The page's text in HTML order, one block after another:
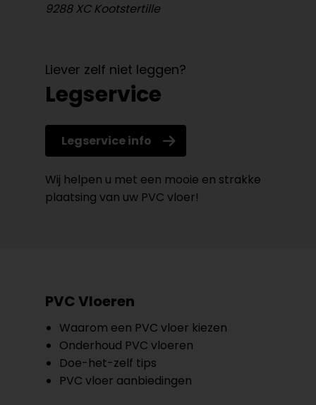
9288 XC Kootstertille
Liever zelf niet leggen?
Legservice
Legservice info
Wij helpen u met een mooie en strakke
plaatsing van uw PVC vloer!
PVC Vloeren
Waarom een PVC vloer kiezen
Onderhoud PVC vloeren
Doe-het-zelf tips
PVC vloer aanbiedingen